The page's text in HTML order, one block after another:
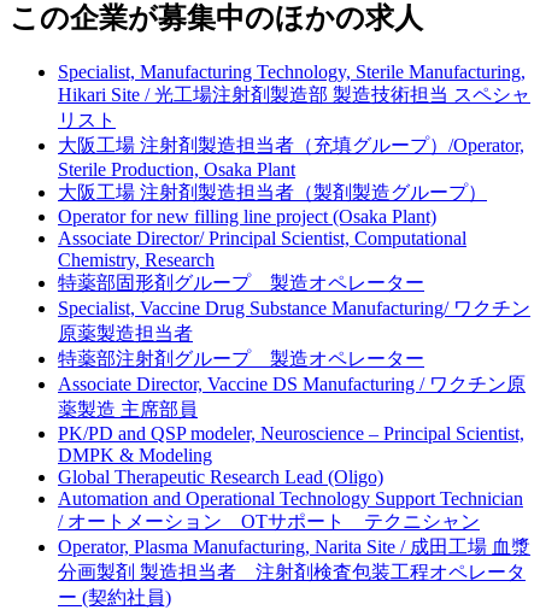
この企業が募集中のほかの求人
Specialist, Manufacturing Technology, Sterile Manufacturing,
Hikari Site / 光工場注射剤製造部 製造技術担当 スペシャ
リスト
大阪工場 注射剤製造担当者（充填グループ）/Operator,
Sterile Production, Osaka Plant
大阪工場 注射剤製造担当者（製剤製造グループ）
Operator for new filling line project (Osaka Plant)
Associate Director/ Principal Scientist, Computational
Chemistry, Research
特薬部固形剤グループ 製造オペレーター
Specialist, Vaccine Drug Substance Manufacturing/ ワクチン
原薬製造担当者
特薬部注射剤グループ 製造オペレーター
Associate Director, Vaccine DS Manufacturing / ワクチン原
薬製造 主席部員
PK/PD and QSP modeler, Neuroscience – Principal Scientist,
DMPK & Modeling
Global Therapeutic Research Lead (Oligo)
Automation and Operational Technology Support Technician
/ オートメーション OTサポート テクニシャン
Operator, Plasma Manufacturing, Narita Site / 成田工場 血漿
分画製剤 製造担当者 注射剤検査包装工程オペレータ
ー (契約社員)